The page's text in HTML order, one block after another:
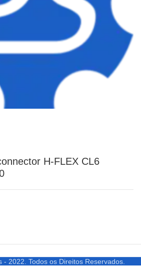
H-FLEX CL6
- 2022. Todos os Direitos Reservados.